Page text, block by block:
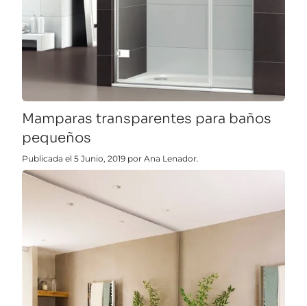
Mamparas transparentes para baños
pequeños
Publicada el 5 Junio, 2019 por Ana Lenador.